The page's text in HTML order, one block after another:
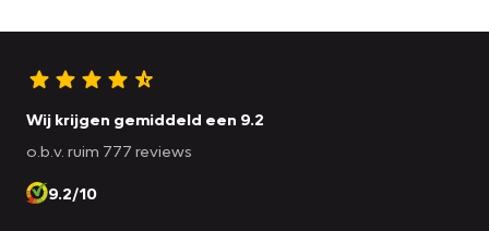
Wij krijgen gemiddeld een 9.2
o.b.v. ruim 777 reviews
9.2/10